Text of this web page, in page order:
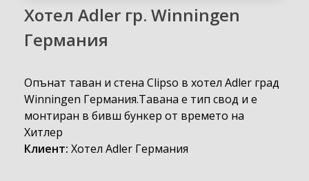
Хотел Adler гр. Winningen
Германия
Опънат таван и стена Clipso в хотел Adler град
Winningen Германия.Тавана е тип свод и е
монтиран в бивш бункер от времето на
Хитлер
Клиент: Хотел Adler Германия